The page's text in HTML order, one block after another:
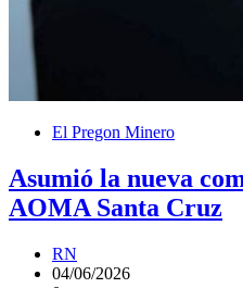
El Pregon Minero
Asumió la nueva
AOMA Santa Cruz
RN
04/06/2026